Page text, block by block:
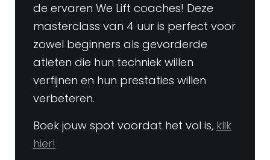
de ervaren We Lift coaches! Deze
masterclass van 4 uur is perfect voor
zowel beginners als gevorderde
atleten die hun techniek willen
verfijnen en hun prestaties willen
verbeteren.
Boek jouw spot voordat het vol is, klik
hier!